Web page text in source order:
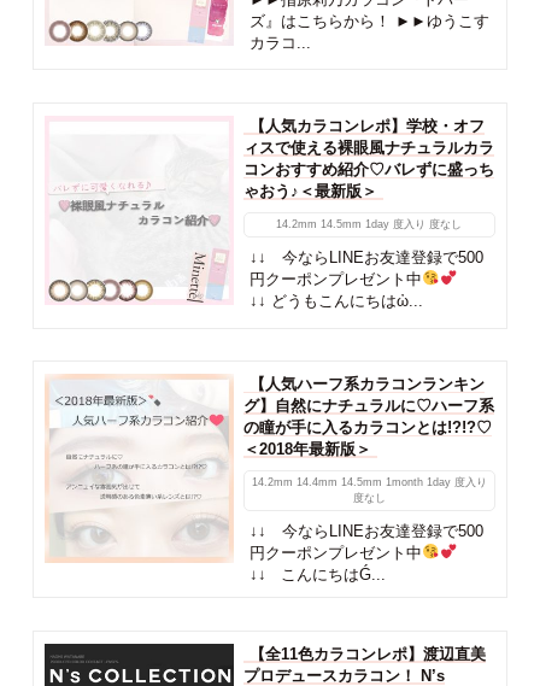
ズ』はこちらから！ ►►ゆうこす
カラコ...
【人気カラコンレポ】学校・オフ
ィスで使える裸眼風ナチュラルカラ
コンおすすめ紹介♡バレずに盛っち
ゃおう♪＜最新版＞
14.2mm 14.5mm 1day 度入り 度なし
↓↓ 今ならLINEお友達登録で500
円クーポンプレゼント中
↓↓ どうもこんにちはὠ...
【人気ハーフ系カラコンランキン
グ】自然にナチュラルに♡ハーフ系
の瞳が手に入るカラコンとは!?!?♡
＜2018年最新版＞
14.2mm 14.4mm 14.5mm 1month 1day 度入り
度なし
↓↓ 今ならLINEお友達登録で500
円クーポンプレゼント中
↓↓ こんにちはǴ...
【全11色カラコンレポ】渡辺直美
プロデュースカラコン！ N’s